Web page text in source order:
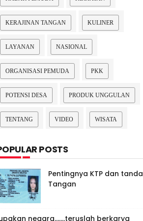
KERAJINAN TANGAN KULINER
LAYANAN NASIONAL
ORGANISASI PEMUDA PKK
POTENSI DESA PRODUK UNGGULAN
TENTANG VIDEO WISATA
POSTS
Pentingnya KTP dan tanda
Tangan
negara.......teruslah berkarya